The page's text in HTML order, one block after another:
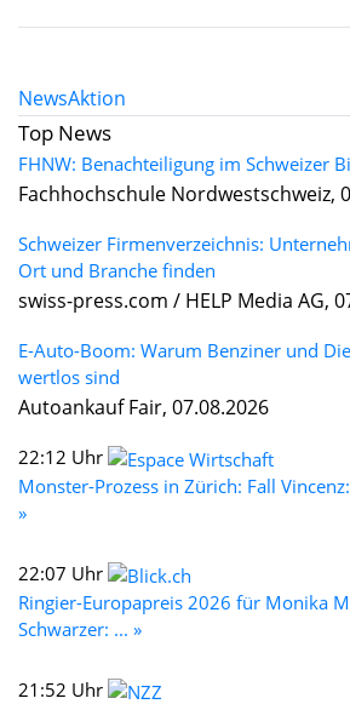
NewsAktion
Top News
FHNW: Benachteiligung im Schweizer
Fachhochschule Nordwestschweiz,
Schweizer Firmenverzeichnis:
Ort und Branche finden
swiss-press.com / HELP Media AG,
E-Auto-Boom: Warum Benziner und
wertlos sind
Autoankauf Fair, 07.08.2026
22:12 Uhr
Monster-Prozess in Zürich: Fall
»
22:07 Uhr
Ringier-Europapreis 2026 für Monika
Schwarzer: ... »
21:52 Uhr